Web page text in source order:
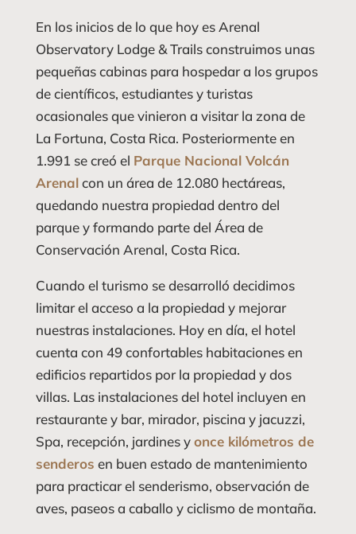
En los inicios de lo que hoy es Arenal
Observatory Lodge & Trails construimos unas
pequeñas cabinas para hospedar a los grupos
de científicos, estudiantes y turistas
ocasionales que vinieron a visitar la zona de
La Fortuna, Costa Rica. Posteriormente en
1.991 se creó el Parque Nacional Volcán
Arenalcon un área de 12.080 hectáreas,
quedando nuestra propiedad dentro del
parque y formando parte del Área de
Conservación Arenal, Costa Rica.
Cuando el turismo se desarrolló decidimos
limitar el acceso a la propiedad y mejorar
nuestras instalaciones. Hoy en día, el hotel
cuenta con 49 confortables habitaciones en
edificios repartidos por la propiedad y dos
villas. Las instalaciones del hotel incluyen en
restaurante y bar, mirador, piscina y jacuzzi,
Spa, recepción, jardines yonce kilómetros de
senderos en buen estado de mantenimiento
para practicar el senderismo, observación de
aves, paseos a caballo y ciclismo de montaña.